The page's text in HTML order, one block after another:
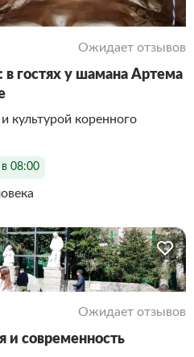
Ожидает отзывов
в гостях у шамана Артема
культурой коренного
в 08:00
Ожидает отзывов
и современность